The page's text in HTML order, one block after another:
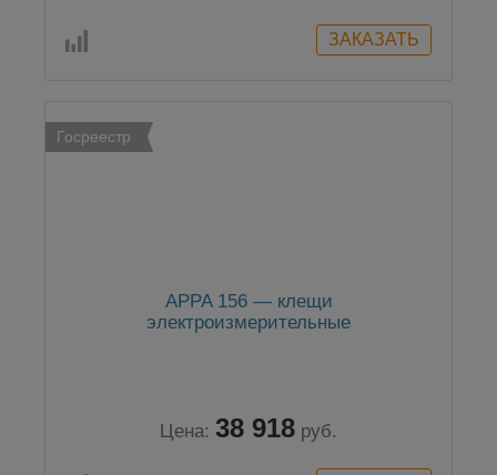
Госреестр
APPA 156 — клещи
электроизмерительные
Цена: 38 918 руб.